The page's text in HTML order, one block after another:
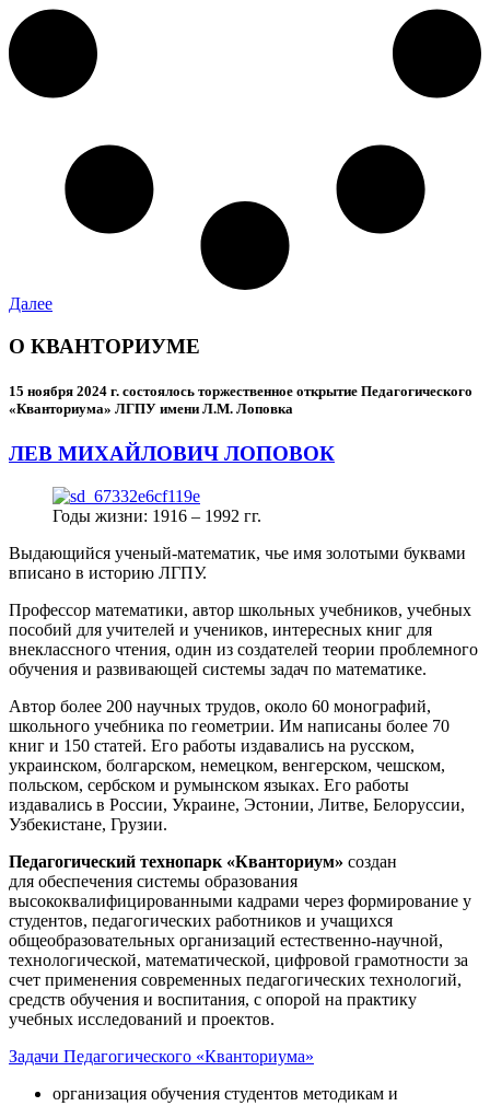
Далее
О КВАНТОРИУМЕ
15 ноября 2024 г. состоялось торжественное открытие Педагогического
«Кванториума» ЛГПУ имени Л.М. Лоповка
ЛЕВ МИХАЙЛОВИЧ ЛОПОВОК
Годы жизни: 1916 – 1992 гг.
Выдающийся ученый-математик, чье имя золотыми буквами
вписано в историю ЛГПУ.
Профессор математики, автор школьных учебников, учебных
пособий для учителей и учеников, интересных книг для
внеклассного чтения, один из создателей теории проблемного
обучения и развивающей системы задач по математике.
Автор более 200 научных трудов, около 60 монографий,
школьного учебника по геометрии. Им написаны более 70
книг и 150 статей. Его работы издавались на русском,
украинском, болгарском, немецком, венгерском, чешском,
польском, сербском и румынском языках. Его работы
издавались в России, Украине, Эстонии, Литве, Белоруссии,
Узбекистане, Грузии.
Педагогический технопарк «Кванториум» создан
для обеспечения системы образования
высококвалифицированными кадрами через формирование у
студентов, педагогических работников и учащихся
общеобразовательных организаций естественно-научной,
технологической, математической, цифровой грамотности за
счет применения современных педагогических технологий,
средств обучения и воспитания, с опорой на практику
учебных исследований и проектов.
Задачи Педагогического «Кванториума»
организация обучения студентов методикам и